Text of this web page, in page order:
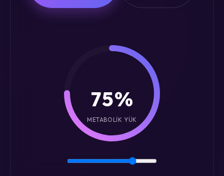
75%
METABOLIK YÜK